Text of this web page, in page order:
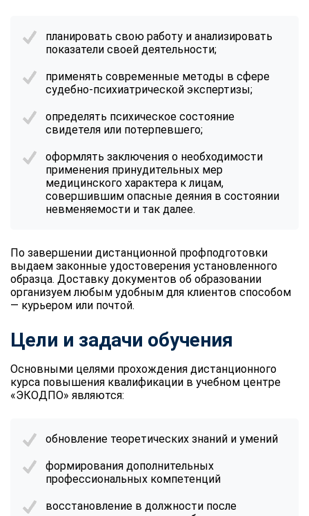
планировать свою работу и анализировать
показатели своей деятельности;
применять современные методы в сфере
судебно-психиатрической экспертизы;
определять психическое состояние
свидетеля или потерпевшего;
оформлять заключения о необходимости
применения принудительных мер
медицинского характера к лицам,
совершившим опасные деяния в состоянии
невменяемости и так далее.
По завершении дистанционной профподготовки
выдаем законные удостоверения установленного
образца. Доставку документов об образовании
организуем любым удобным для клиентов способом
— курьером или почтой.
Цели и задачи обучения
Основными целями прохождения дистанционного
курса повышения квалификации в учебном центре
«ЭКОДПО» являются:
обновление теоретических знаний и умений
формирования дополнительных
профессиональных компетенций
восстановление в должности после